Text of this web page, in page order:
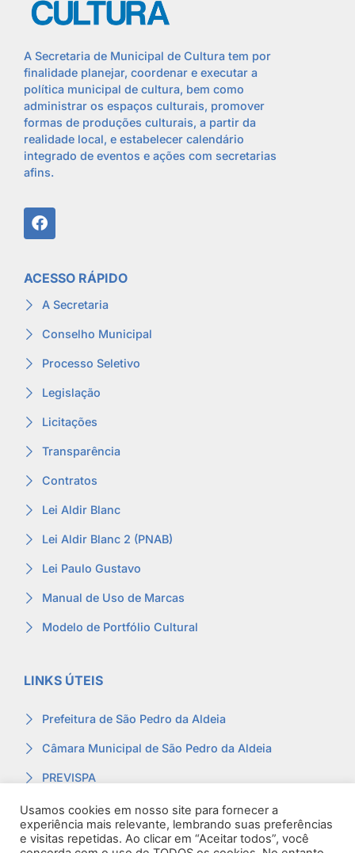
A Secretaria de Municipal de Cultura tem por
finalidade planejar, coordenar e executar a
política municipal de cultura, bem como
administrar os espaços culturais, promover
formas de produções culturais, a partir da
realidade local, e estabelecer calendário
integrado de eventos e ações com secretarias
afins.
ACESSO RÁPIDO
A Secretaria
Conselho Municipal
Processo Seletivo
Legislação
Licitações
Transparência
Contratos
Lei Aldir Blanc
Lei Aldir Blanc 2 (PNAB)
Lei Paulo Gustavo
Manual de Uso de Marcas
Modelo de Portfólio Cultural
LINKS ÚTEIS
Prefeitura de São Pedro da Aldeia
Câmara Municipal de São Pedro da Aldeia
PREVISPA
Ouvidoria
Contracheque
Usamos cookies em nosso site para fornecer a
experiência mais relevante, lembrando suas preferências
e visitas repetidas. Ao clicar em “Aceitar todos”, você